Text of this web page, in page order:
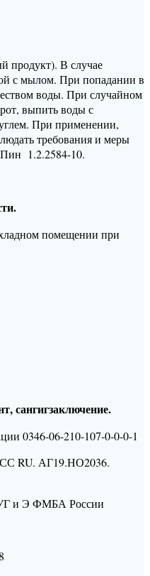
продукт). В случае
с мылом. При попадании в
воды. При случайном
выпить воды с
При применении,
требования и меры
1.2.2584-10.
помещении при
сангигзаключение.
0346-06-210-107-0-0-0-1
RU. АГ19.НО2036.
и Э ФМБА России